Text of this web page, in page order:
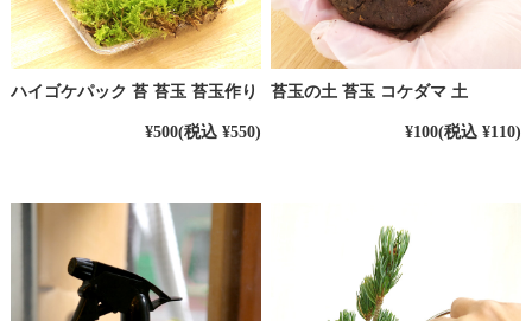
ハイゴケパック 苔 苔玉 苔玉作り
¥500(税込 ¥550)
苔玉の土 苔玉 コケダマ 土
¥100(税込 ¥110)